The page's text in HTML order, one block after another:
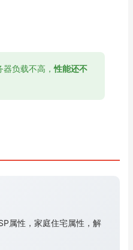
器负载不高，性能还不
属性，家庭住宅属性，解